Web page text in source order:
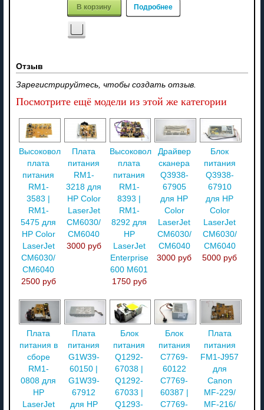
В корзину Подробнее
Отзыв
Зарегистрируйтесь, чтобы создать отзыв.
Посмотрите ещё модели из этой же категории
Высоковольтная
плата
питания
RM1-
3583 |
RM1-
5475 для
HP Color
LaserJet
CM6030/
CM6040
2500 руб
Плата
питания
RM1-
3218 для
HP Color
LaserJet
CM6030/
CM6040
3000 руб
Высоковольтная
плата
питания
RM1-
8393 |
RM1-
8292 для
HP
LaserJet
Enterprise
600 M601
1750 руб
Драйвер
сканера
Q3938-
67905
для HP
Color
LaserJet
CM6030/
CM6040
3000 руб
Блок
питания
Q3938-
67910
для HP
Color
LaserJet
CM6030/
CM6040
5000 руб
Плата
питания в
сборе
RM1-
0808 для
HP
LaserJet
Плата
питания
G1W39-
60150 |
G1W39-
67912
для HP
Блок
питания
Q1292-
67038 |
Q1292-
67033 |
Q1293-
Блок
питания
C7769-
60122
C7769-
60387 |
C7769-
Плата
питания
FM1-J957
для
Canon
MF-229/
MF-216/